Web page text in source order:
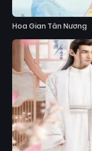
Hoa Gian Tân Nương